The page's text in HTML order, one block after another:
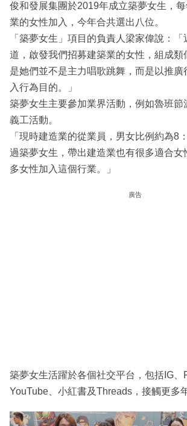
俊和發展集團於2019年成立築夢女生，
業的女性加入，今年合共選出八位。
「築夢女生」項目的負責人梁家偉說：
道，啟發我們招募建築業的女性，組成類
是她們並不是主力唱歌跳舞，而是以推廣
入行為目的。」
築夢女生主要參加業界活動，例如魯班節
義工活動。
「現時建造業的從業員，男女比例約為8
過築夢女生，帶出建造業也有很多適合女
多女性加入這個行業。」
廣告
築夢女生活躍於各個社交平台，包括IG、
YouTube、小紅書及Threads，接觸更多